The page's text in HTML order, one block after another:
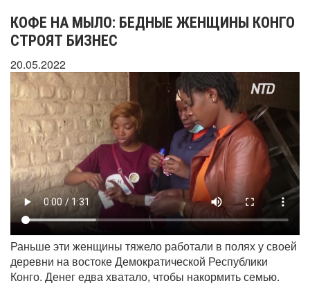
КОФЕ НА МЫЛО: БЕДНЫЕ ЖЕНЩИНЫ КОНГО
СТРОЯТ БИЗНЕС
20.05.2022
Раньше эти женщины тяжело работали в полях у своей
деревни на востоке Демократической Республики
Конго. Денег едва хватало, чтобы накормить семью.